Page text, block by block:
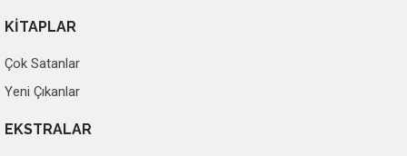
KİTAPLAR
Çok Satanlar
Yeni Çıkanlar
EKSTRALAR